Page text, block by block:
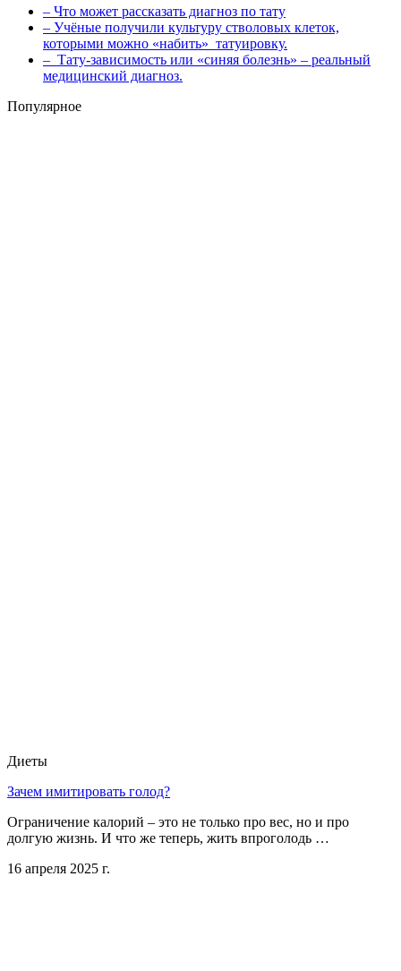
– Что может рассказать диагноз по тату
– Учёные получили культуру стволовых клеток,
которыми можно «набить» татуировку.
– Тату-зависимость или «синяя болезнь» – реальный
медицинский диагноз.
Популярное
Диеты
Зачем имитировать голод?
Ограничение калорий – это не только про вес, но и про
долгую жизнь. И что же теперь, жить впроголодь …
16 апреля 2025 г.